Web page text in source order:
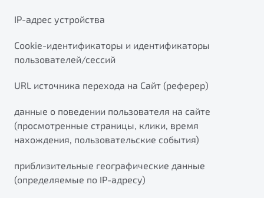
IP-адрес устройства
Cookie-идентификаторы и идентификаторы
пользователей/сессий
URL источника перехода на Сайт (реферер)
данные о поведении пользователя на сайте
(просмотренные страницы, клики, время
нахождения, пользовательские события)
приблизительные географические данные
(определяемые по IP-адресу)